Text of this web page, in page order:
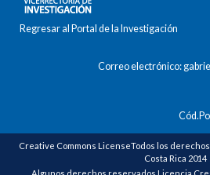
Regresar al Portal de la Investigación
Correo electrónico:
Creative Commons LicenseTodos los
Costa Rica 2014